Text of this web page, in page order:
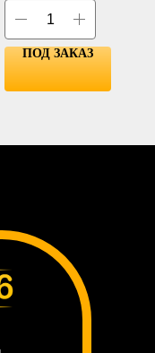
ПОД ЗАКАЗ